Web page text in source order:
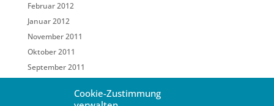
Cookie-Zustimmung
Februar 2012
Januar 2012
November 2011
Oktober 2011
September 2011